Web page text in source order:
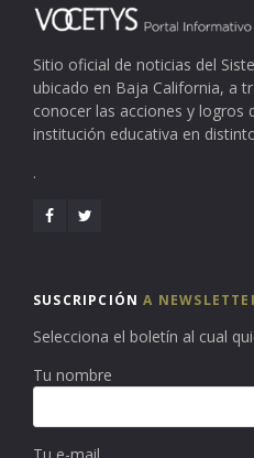
Sitio oficial de noticias del
ubicado en Baja California, a
conocer las acciones y logros
institución educativa en
.
SUSCRIPCIÓNA
Selecciona el boletín al cual
Tu nombre
Tu e-mail